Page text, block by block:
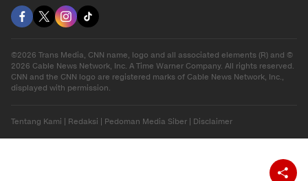
©2026 Trans Media, CNN name, logo and all associated elements (R) and ©
2026 Cable News Network, Inc. A Time Warner Company. All rights reserved.
CNN and the CNN logo are registered marks of Cable News Network, Inc.,
displayed with permission.
Tentang Kami Redaksi Pedoman Media Siber Disclaimer